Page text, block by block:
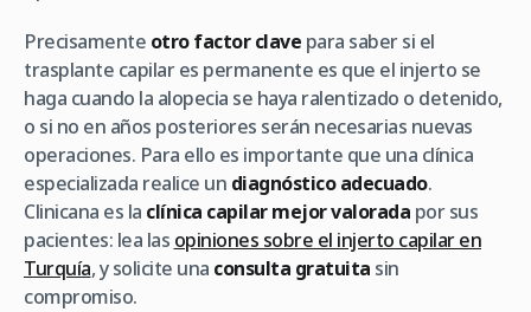
Precisamente otro factor clave para saber si el
trasplante capilar es permanente es que el injerto se
haga cuando la alopecia se haya ralentizado o detenido,
o si no en años posteriores serán necesarias nuevas
operaciones. Para ello es importante que una clínica
especializada realice un diagnóstico adecuado.
Clinicana es la clínica capilar mejor valorada por sus
pacientes: lea las opiniones sobre el injerto capilar en
Turquía, y solicite una consulta gratuita sin
compromiso.